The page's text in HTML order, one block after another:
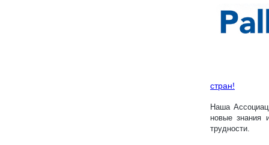
стран!
Наша
новые знания
трудности.